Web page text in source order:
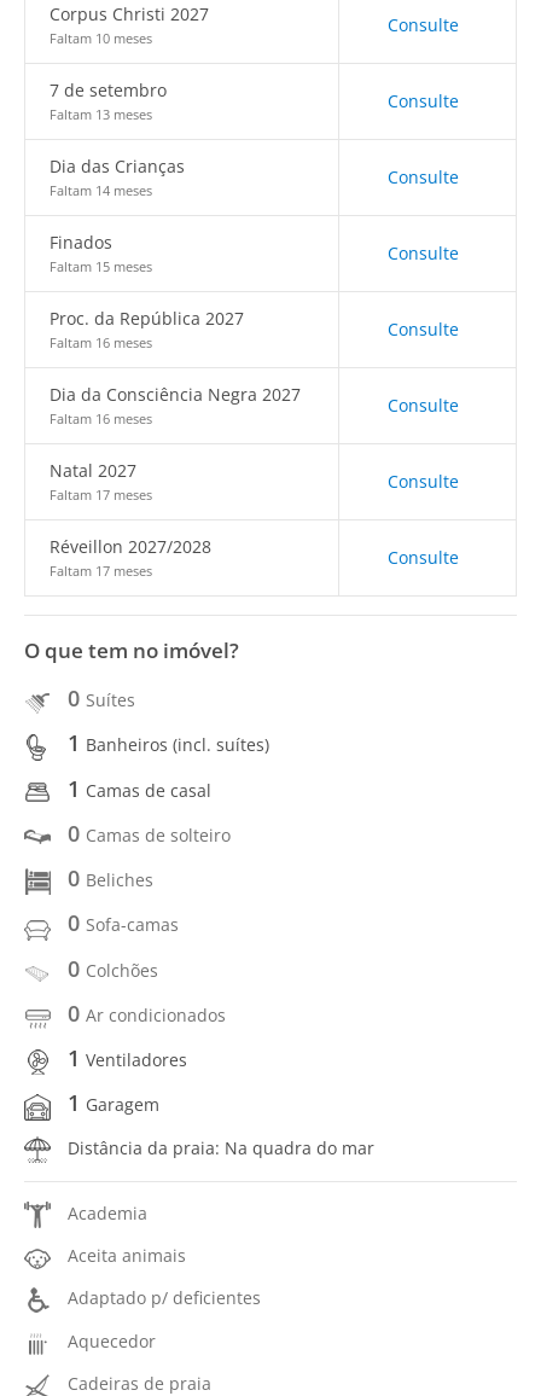
Corpus Christi 2027
Faltam 10 meses
Consulte
7 de setembro
Faltam 13 meses
Consulte
Dia das Crianças
Faltam 14 meses
Consulte
Finados
Faltam 15 meses
Consulte
Proc. da República 2027
Faltam 16 meses
Consulte
Dia da Consciência Negra 2027
Faltam 16 meses
Consulte
Natal 2027
Faltam 17 meses
Consulte
Réveillon 2027/2028
Faltam 17 meses
Consulte
O que tem no imóvel?
0 Suítes
1 Banheiros (incl. suítes)
1 Camas de casal
0 Camas de solteiro
0 Beliches
0 Sofa-camas
0 Colchões
0 Ar condicionados
1 Ventiladores
1 Garagem
Distância da praia: Na quadra do mar
Academia
Aceita animais
Adaptado p/ deficientes
Aquecedor
Cadeiras de praia